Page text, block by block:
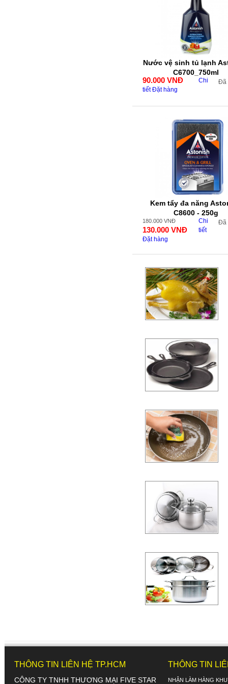
Nước vệ sinh tủ lạnh
C6700_750ml
90.000 VNĐ Đã
Chi
tiếtĐặt hàng
Kem tẩy đa năng
C8600 - 250g
180.000 VNĐ
130.000 VNĐ
Đã
Chi
tiết
Đặt hàng
THÔNG TIN LIÊN HỆ TP.HCM
CÔNG TY TNHH THƯƠNG MẠI FIVE STAR
THÔNG TIN
NHẬN LÀM HÀNG